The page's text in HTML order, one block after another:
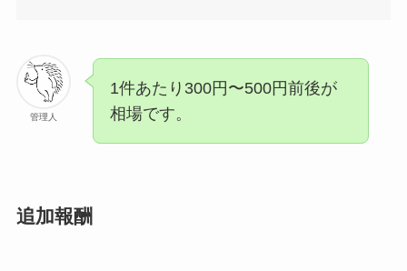
管理人
1件あたり300円〜500円前後が
相場です。
追加報酬